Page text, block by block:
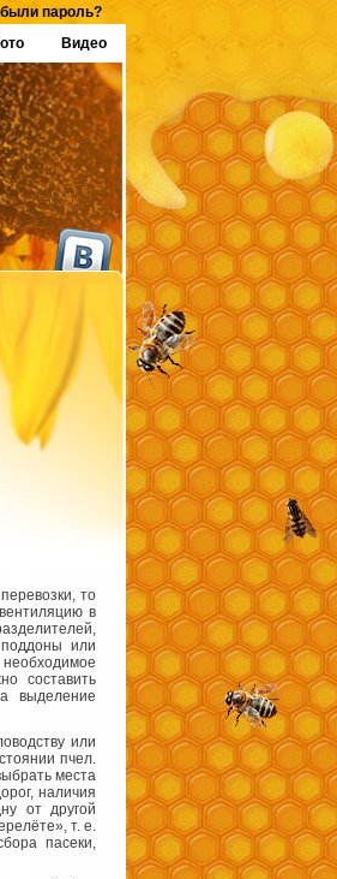
пароль?
Видео
то
в
или
составить
выделение
или
пчел.
места
наличия
от другой
т. е.
пасеки,